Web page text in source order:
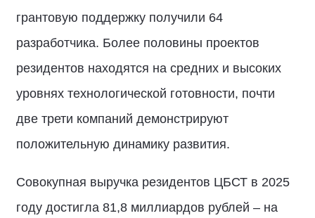
грантовую поддержку получили 64
разработчика. Более половины проектов
резидентов находятся на средних и высоких
уровнях технологической готовности, почти
две трети компаний демонстрируют
положительную динамику развития.
Совокупная выручка резидентов ЦБСТ в 2025
году достигла 81,8 миллиардов рублей – на